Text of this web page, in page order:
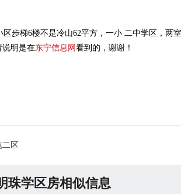
步梯6楼不是冷山62平方，一小 二中学区，两
说明是在东宁信息网 看到的，谢谢！
区
珠学区房相似信息